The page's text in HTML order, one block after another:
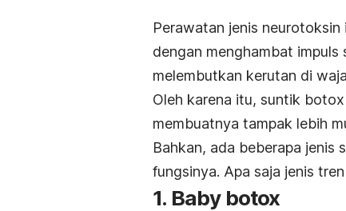
Perawatan jenis
dengan menghambat
melembutkan kerutan di
Oleh karena itu, suntik
membuatnya tampak lebih
Bahkan, ada beberapa
fungsinya. Apa saja jenis
1. Baby botox